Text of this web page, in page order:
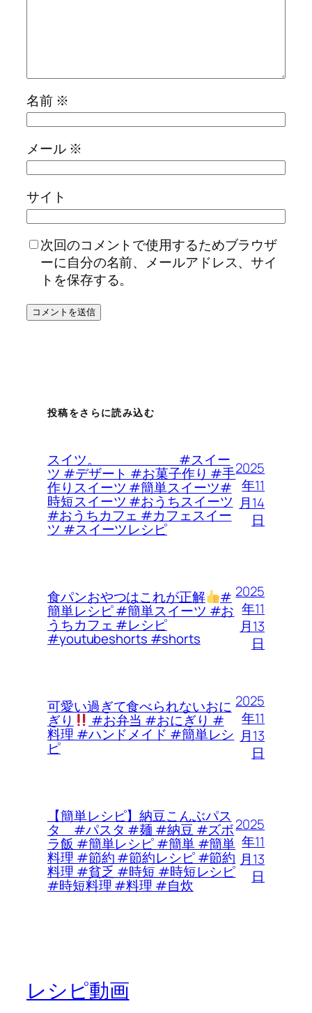
名前 ※
メール ※
サイト
次回のコメントで使用するためブラウザ
ーに自分の名前、メールアドレス、サイ
トを保存する。
投稿をさらに読み込む
スイツ。 #スイー
ツ #デザート #お菓子作り #手
作りスイーツ #簡単スイーツ#
時短スイーツ #おうちスイーツ
#おうちカフェ #カフェスイー
ツ #スイーツレシピ
2025
年11
月14
日
食パンおやつはこれが正解 #
簡単レシピ #簡単スイーツ #お
うちカフェ #レシピ
#youtubeshorts #shorts
2025
年11
月13
日
可愛い過ぎて食べられないおに
ぎり #お弁当 #おにぎり #
料理 #ハンドメイド #簡単レシ
ピ
2025
年11
月13
日
【簡単レシピ】納豆こんぶパス
タ #パスタ #麺 #納豆 #ズボ
ラ飯 #簡単レシピ #簡単 #簡単
料理 #節約 #節約レシピ #節約
料理 #貧乏 #時短 #時短レシピ
#時短料理 #料理 #自炊
2025
年11
月13
日
レシピ動画